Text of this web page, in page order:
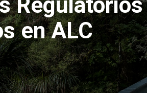
en ALC